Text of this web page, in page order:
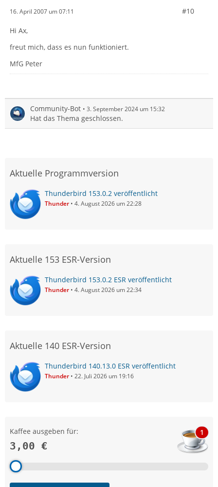
16. April 2007 um 07:11 #10
Hi Ax,
freut mich, dass es nun funktioniert.
MfG Peter
Community-Bot 3. September 2024 um 15:32
Hat das Thema geschlossen.
Aktuelle Programmversion
Thunderbird 153.0.2 veröffentlicht
Thunder 4. August 2026 um 22:28
Aktuelle 153 ESR-Version
Thunderbird 153.0.2 ESR veröffentlicht
Thunder 4. August 2026 um 22:34
Aktuelle 140 ESR-Version
Thunderbird 140.13.0 ESR veröffentlicht
Thunder 22. Juli 2026 um 19:16
Kaffee ausgeben für:
3,00 €
1